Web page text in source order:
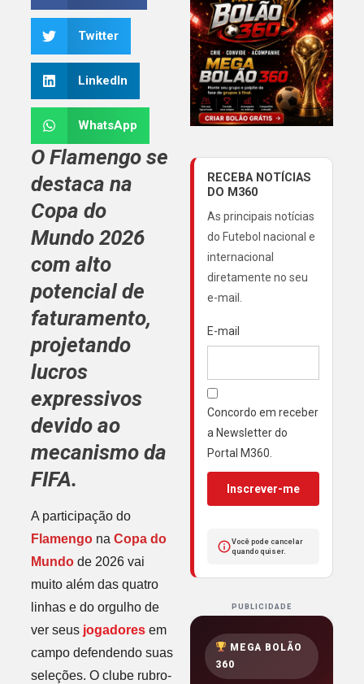
Twitter
LinkedIn
WhatsApp
O Flamengo se
destaca na
Copa do
Mundo 2026
com alto
potencial de
faturamento,
projetando
lucros
expressivos
devido ao
mecanismo da
FIFA.
A participação do
Flamengona Copa do
Mundode 2026 vai
muito além das quatro
linhas e do orgulho de
ver seus jogadoresem
campo defendendo suas
seleções. O clube rubro-
RECEBA NOTÍCIAS
DO M360
As principais notícias
do Futebol nacional e
internacional
diretamente no seu
e-mail.
E-mail
Concordo em receber
a Newsletter do
Portal M360.
Inscrever-me
Você pode cancelar
quando quiser.
PUBLICIDADE
MEGA BOLÃO
360